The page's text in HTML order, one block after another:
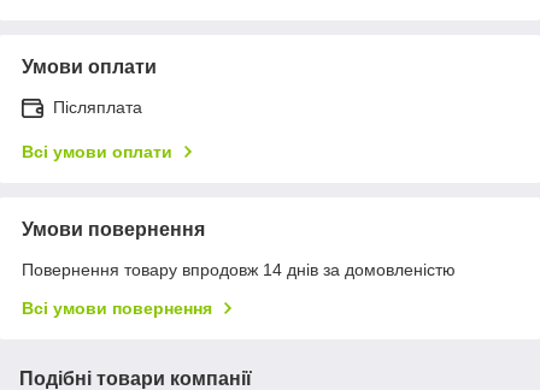
Умови оплати
Післяплата
Всі умови оплати
Умови повернення
Повернення товару впродовж 14 днів за домовленістю
Всі умови повернення
Подібні товари компанії